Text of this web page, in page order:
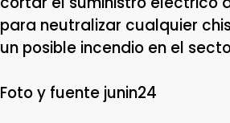
para neutralizar cualquier
un posible incendio en el
Foto y fuente junin24